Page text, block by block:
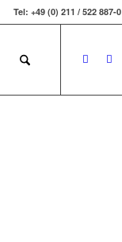
Tel: +49 (0) 211 / 522 887-0